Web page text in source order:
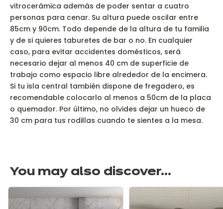
vitrocerámica además de poder sentar a cuatro
personas para cenar. Su altura puede oscilar entre
85cm y 90cm. Todo depende de la altura de tu familia
y de si quieres taburetes de bar o no. En cualquier
caso, para evitar accidentes domésticos, será
necesario dejar al menos 40 cm de superficie de
trabajo como espacio libre alrededor de la encimera.
Si tu isla central también dispone de fregadero, es
recomendable colocarlo al menos a 50cm de la placa
o quemador. Por último, no olvides dejar un hueco de
30 cm para tus rodillas cuando te sientes a la mesa.
You may also discover...